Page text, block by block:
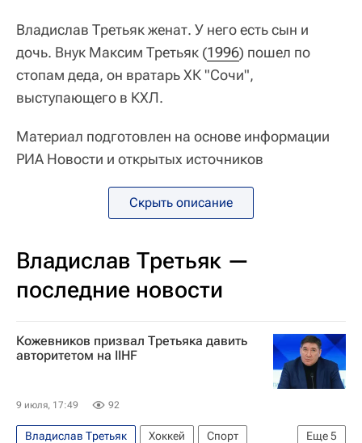
Владислав Третьяк женат. У него есть сын и
дочь. Внук Максим Третьяк (1996) пошел по
стопам деда, он вратарь ХК "Сочи",
выступающего в КХЛ.
Материал подготовлен на основе информации
РИА Новости и открытых источников
Скрыть описание
Владислав Третьяк —
последние новости
Кожевников призвал Третьяка давить
авторитетом на IIHF
9 июля, 17:49 92
Еще5
Владислав Третьяк Хоккей
Спорт